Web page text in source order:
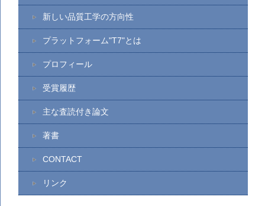
新しい品質工学の方向性
プラットフォーム"T7"とは
プロフィール
受賞履歴
主な査読付き論文
著書
CONTACT
リンク